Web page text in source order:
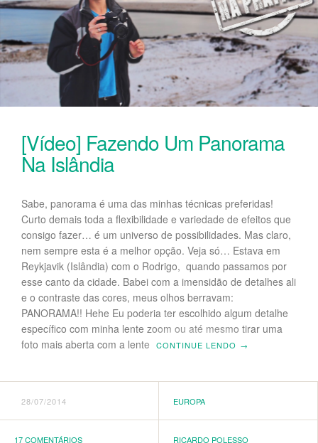
[Vídeo] Fazendo Um Panorama
Na Islândia
Sabe, panorama é uma das minhas técnicas preferidas!
Curto demais toda a flexibilidade e variedade de efeitos que
consigo fazer… é um universo de possibilidades. Mas claro,
nem sempre esta é a melhor opção. Veja só… Estava em
Reykjavik (Islândia) com o Rodrigo, quando passamos por
esse canto da cidade. Babei com a imensidão de detalhes ali
e o contraste das cores, meus olhos berravam:
PANORAMA!! Hehe Eu poderia ter escolhido algum detalhe
específico com minha lente zoom ou até mesmo tirar uma
foto mais aberta com a lente
CONTINUE LENDO →
28/07/2014 EUROPA
17 COMENTÁRIOS RICARDO POLESSO